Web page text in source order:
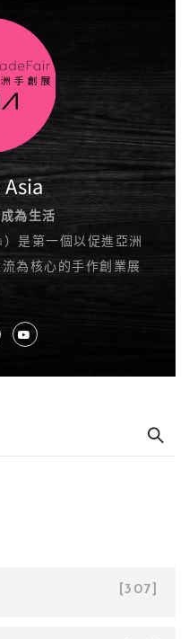
為生活
是第一個以促進亞洲
為核心的手作創業展
[307]